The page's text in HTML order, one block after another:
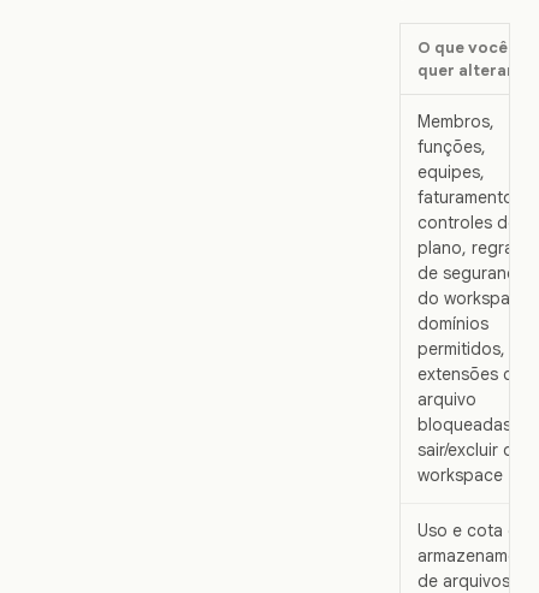
O que você
quer alterar
Membros,
funções,
equipes,
faturamento,
controles do
plano, regras
de segurança
do workspace,
domínios
permitidos,
extensões de
arquivo
bloqueadas ou
sair/excluir o
workspace
Uso e cota do
de arquivos, ou